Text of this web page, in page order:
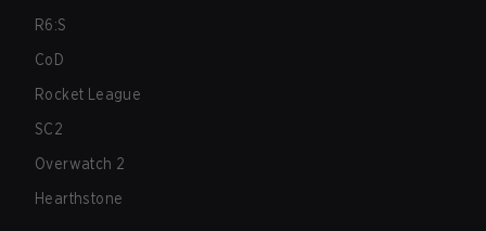
R6:S
CoD
Rocket League
SC2
Overwatch 2
Hearthstone